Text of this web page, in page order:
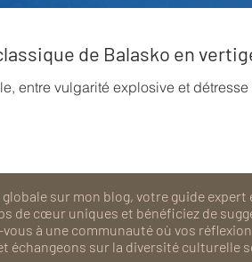
de Balasko en
entre vulgarité explosive et
sur mon blog, votre guide expert
de cœur uniques et bénéficiez de
à une communauté où vos
échangeons sur la diversité culturelle